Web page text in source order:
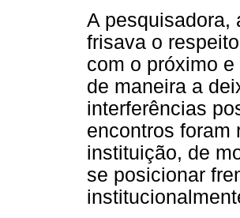
A pesquisadora,
frisava o
com o próximo
de maneira a
interferências
encontros foram
instituição, de
se posicionar